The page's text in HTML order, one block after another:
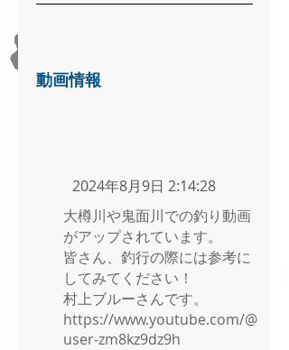
動画情報
2024年8月9日 2:14:28
大樽川や鬼面川での釣り動画
がアップされています。
皆さん、釣行の際には参考に
してみてください！
村上ブルーさんです。
https://www.youtube.com/@
user-zm8kz9dz9h